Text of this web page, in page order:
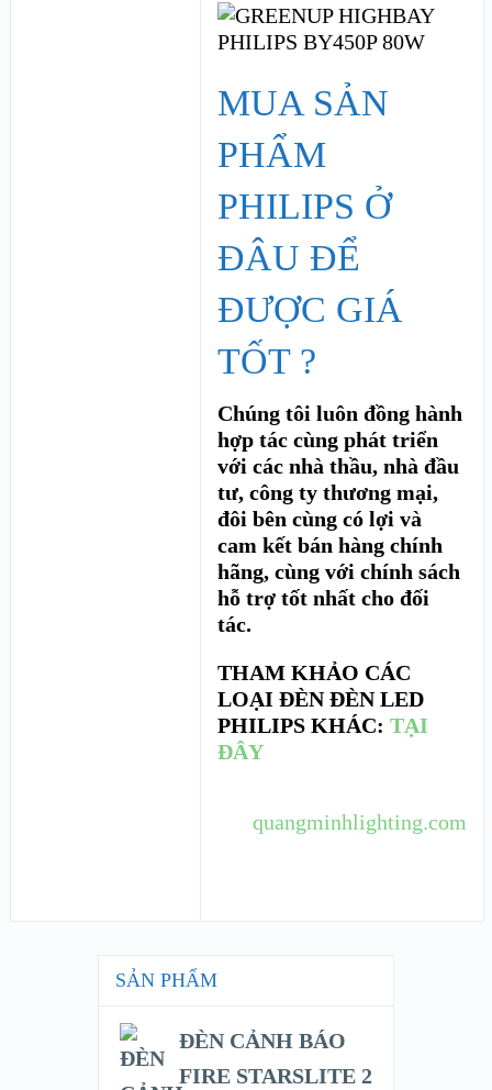
MUA SẢN
PHẨM
PHILIPS Ở
ĐÂU ĐỂ
ĐƯỢC GIÁ
TỐT ?
Chúng tôi luôn đồng hành
hợp tác cùng phát triển
với các nhà thầu, nhà đầu
tư, công ty thương mại,
đôi bên cùng có lợi và
cam kết bán hàng chính
hãng, cùng với chính sách
hỗ trợ tốt nhất cho đối
tác.
THAM KHẢO CÁC
LOẠI ĐÈN ĐÈN LED
PHILIPS KHÁC:TẠI
ĐÂY
quangminhlighting.com
SẢN PHẨM
ĐÈN CẢNH BÁO
FIRE STARSLITE 2